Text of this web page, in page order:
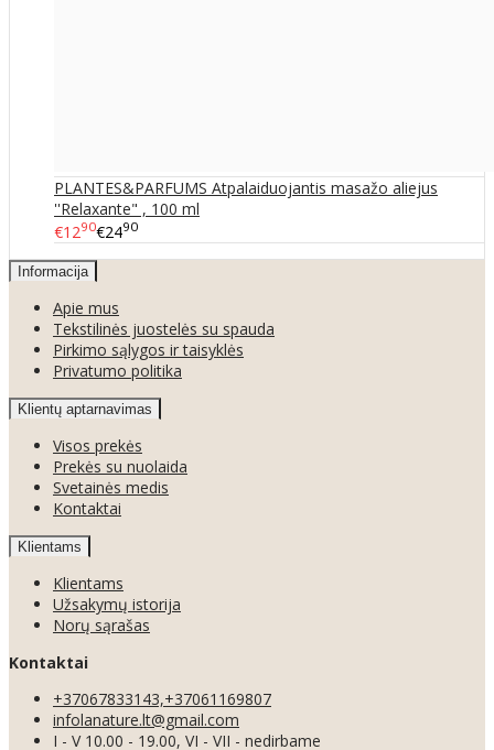
PLANTES&PARFUMS Atpalaiduojantis masažo aliejus
''Relaxante" , 100 ml
€1290€2490
Informacija
Apie mus
Tekstilinės juostelės su spauda
Pirkimo sąlygos ir taisyklės
Privatumo politika
Klientų aptarnavimas
Visos prekės
Prekės su nuolaida
Svetainės medis
Kontaktai
Klientams
Klientams
Užsakymų istorija
Norų sąrašas
Kontaktai
+37067833143,+37061169807
infolanature.lt@gmail.com
I - V 10.00 - 19.00, VI - VII - nedirbame